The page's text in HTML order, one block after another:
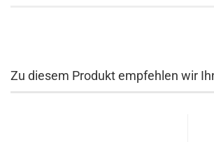
Zu diesem Produkt empfehlen wir